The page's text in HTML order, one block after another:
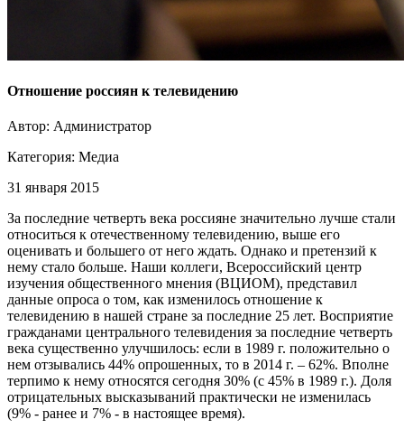
Отношение россиян к телевидению
Автор: Администратор
Категория: Медиа
31 января 2015
За последние четверть века россияне значительно лучше стали
относиться к отечественному телевидению, выше его
оценивать и большего от него ждать. Однако и претензий к
нему стало больше. Наши коллеги, Всероссийский центр
изучения общественного мнения (ВЦИОМ), представил
данные опроса о том, как изменилось отношение к
телевидению в нашей стране за последние 25 лет. Восприятие
гражданами центрального телевидения за последние четверть
века существенно улучшилось: если в 1989 г. положительно о
нем отзывались 44% опрошенных, то в 2014 г. – 62%. Вполне
терпимо к нему относятся сегодня 30% (с 45% в 1989 г.). Доля
отрицательных высказываний практически не изменилась
(9% - ранее и 7% - в настоящее время).